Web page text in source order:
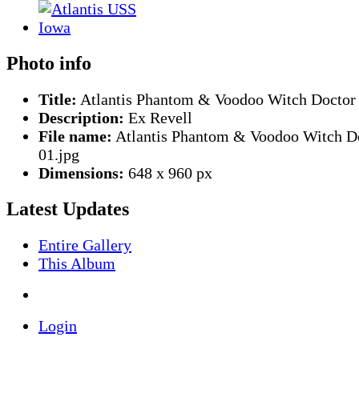
Photo info
Title: Atlantis Phantom & Voodoo Witch Doctor
Description: Ex Revell
File name: Atlantis Phantom & Voodoo Witch
01.jpg
Dimensions: 648 x 960 px
Latest Updates
Entire Gallery
This Album
Login